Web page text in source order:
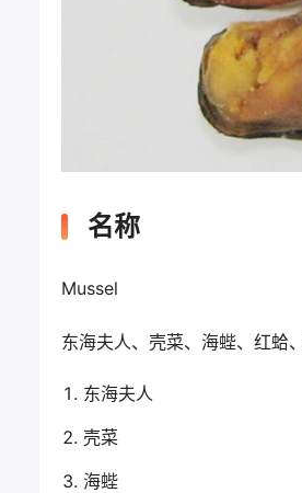
名称
Mussel
东海夫人、壳菜、海蜌、红蛤
东海夫人
壳菜
海蜌